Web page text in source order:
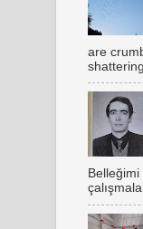
are
Belleğimi